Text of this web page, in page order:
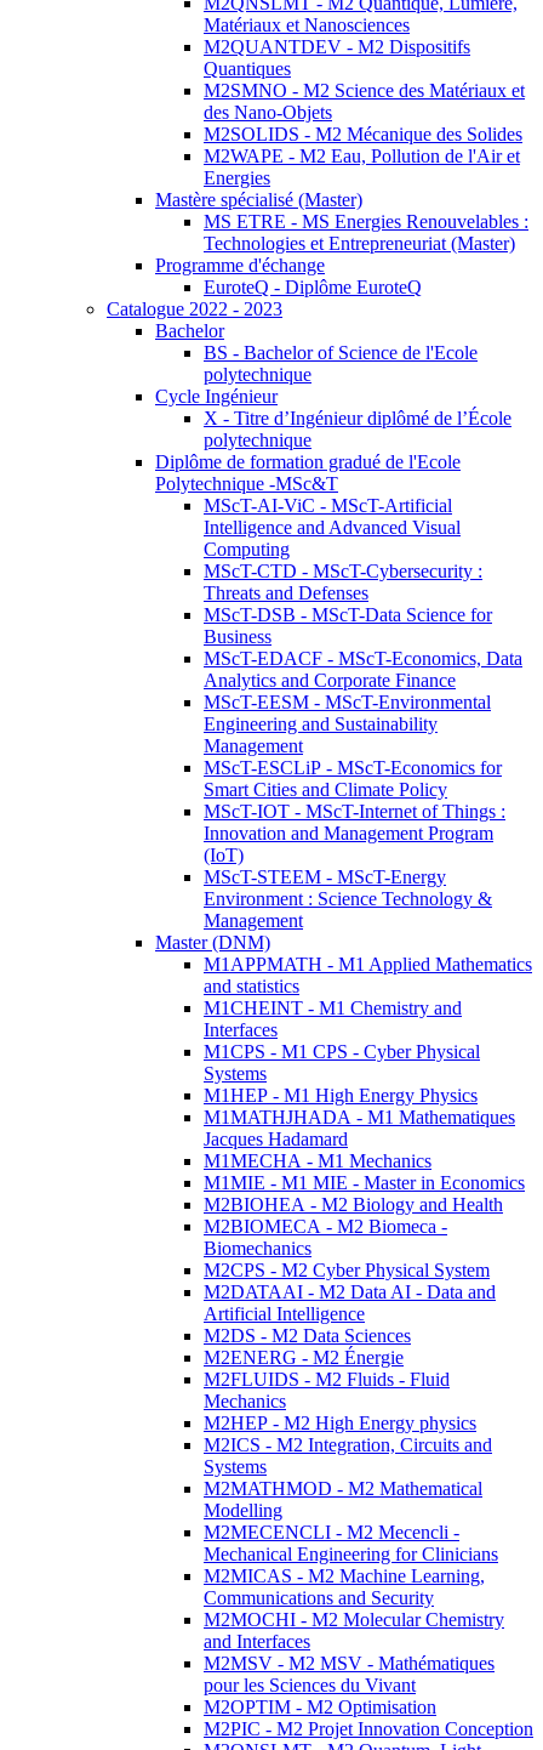
Matériaux et Nanosciences
M2QUANTDEV - M2 Dispositifs
Quantiques
M2SMNO - M2 Science des Matériaux et
des Nano-Objets
M2SOLIDS - M2 Mécanique des Solides
M2WAPE - M2 Eau, Pollution de l'Air et
Energies
Mastère spécialisé (Master)
MS ETRE - MS Energies Renouvelables :
Technologies et Entrepreneuriat (Master)
Programme d'échange
EuroteQ - Diplôme EuroteQ
Catalogue 2022 - 2023
Bachelor
BS - Bachelor of Science de l'Ecole
polytechnique
Cycle Ingénieur
X - Titre d’Ingénieur diplômé de l’École
polytechnique
Diplôme de formation gradué de l'Ecole
Polytechnique -MSc&T
MScT-AI-ViC - MScT-Artificial
Intelligence and Advanced Visual
Computing
MScT-CTD - MScT-Cybersecurity :
Threats and Defenses
MScT-DSB - MScT-Data Science for
Business
MScT-EDACF - MScT-Economics, Data
Analytics and Corporate Finance
MScT-EESM - MScT-Environmental
Engineering and Sustainability
Management
MScT-ESCLiP - MScT-Economics for
Smart Cities and Climate Policy
MScT-IOT - MScT-Internet of Things :
Innovation and Management Program
(IoT)
MScT-STEEM - MScT-Energy
Environment : Science Technology &
Management
Master (DNM)
M1APPMATH - M1 Applied Mathematics
and statistics
M1CHEINT - M1 Chemistry and
Interfaces
M1CPS - M1 CPS - Cyber Physical
Systems
M1HEP - M1 High Energy Physics
M1MATHJHADA - M1 Mathematiques
Jacques Hadamard
M1MECHA - M1 Mechanics
M1MIE - M1 MIE - Master in Economics
M2BIOHEA - M2 Biology and Health
M2BIOMECA - M2 Biomeca -
Biomechanics
M2CPS - M2 Cyber Physical System
M2DATAAI - M2 Data AI - Data and
Artificial Intelligence
M2DS - M2 Data Sciences
M2ENERG - M2 Énergie
M2FLUIDS - M2 Fluids - Fluid
Mechanics
M2HEP - M2 High Energy physics
M2ICS - M2 Integration, Circuits and
Systems
M2MATHMOD - M2 Mathematical
Modelling
M2MECENCLI - M2 Mecencli -
Mechanical Engineering for Clinicians
M2MICAS - M2 Machine Learning,
Communications and Security
M2MOCHI - M2 Molecular Chemistry
and Interfaces
M2MSV - M2 MSV - Mathématiques
pour les Sciences du Vivant
M2OPTIM - M2 Optimisation
M2PIC - M2 Projet Innovation Conception